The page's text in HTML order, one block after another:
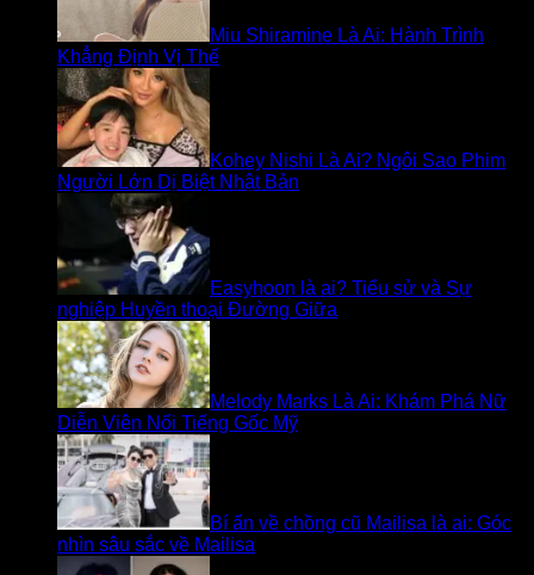
Miu Shiramine Là Ai: Hành Trình
Khẳng Định Vị Thế
Kohey Nishi Là Ai? Ngôi Sao Phim
Người Lớn Dị Biệt Nhật Bản
Easyhoon là ai? Tiểu sử và Sự
nghiệp Huyền thoại Đường Giữa
Melody Marks Là Ai: Khám Phá Nữ
Diễn Viên Nổi Tiếng Gốc Mỹ
Bí ẩn về chồng cũ Mailisa là ai: Góc
nhìn sâu sắc về Mailisa